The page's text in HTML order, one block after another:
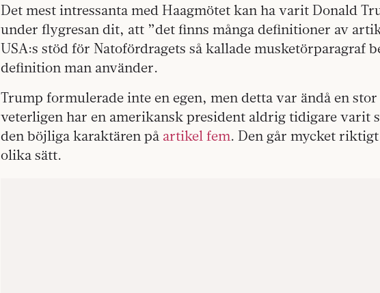
Det mest intressanta med Haagmötet kan ha varit Donald
under flygresan dit, att ”det finns många definitioner av
USA:s stöd för Natofördragets så kallade musketörparagraf
definition man använder.
Trump formulerade inte en egen, men detta var ändå en
veterligen har en amerikansk president aldrig tidigare varit
den böjliga karaktären på artikel fem. Den går mycket
olika sätt.